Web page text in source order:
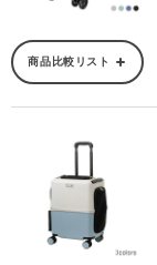
商品比較リスト